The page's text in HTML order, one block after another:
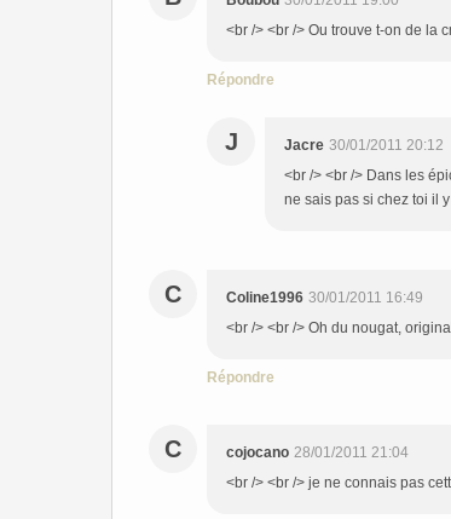
<br /> <br /> Ou trouve t-on de la
Répondre
J Jacre 30/01/2011 20:12
<br /> <br /> Dans les
ne sais pas si chez toi il
C Coline1996 30/01/2011 16:49
<br /> <br /> Oh du nougat,
Répondre
C cojocano 28/01/2011 21:04
<br /> <br /> je ne connais pas